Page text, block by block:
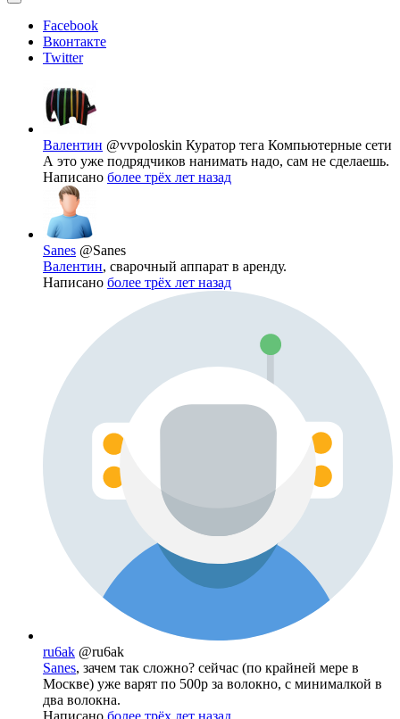
Facebook
Вконтакте
Twitter
Валентин @vvpoloskin Куратор тега Компьютерные сети
А это уже подрядчиков нанимать надо, сам не сделаешь.
Написано более трёх лет назад
Sanes @Sanes
Валентин, сварочный аппарат в аренду.
Написано более трёх лет назад
ru6ak @ru6ak
Sanes, зачем так сложно? сейчас (по крайней мере в
Москве) уже варят по 500р за волокно, с минималкой в
два волокна.